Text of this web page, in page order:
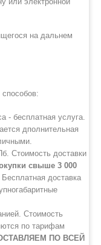
на дальнем
- бесплатная услуга.
дполнительная
Стоимость доставки
свыше 3 000
Бесплатная доставка
Стоимость
по тарифам
ПО ВСЕЙ